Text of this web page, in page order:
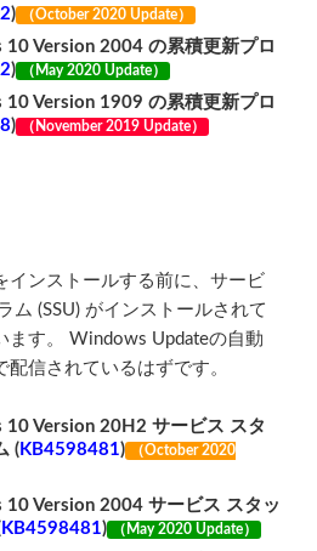
) （October 2020 Update）
Version 2004 の累積更新プロ
) （ May 2020 Update）
Version 1909 の累積更新プロ
) （ November2019 Update）
ンストールする前に、サービ
ム (SSU) がインストールされて
ます。 Windows Updateの自動
信されているはずです。
Version 20H2 サービス スタ
( KB4598481)
（October 2020
Version 2004 サービス スタッ
KB4598481) （ May 2020 Update）